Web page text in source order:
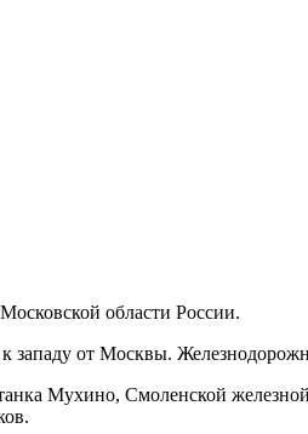
области России.
западу от Москвы.
Мухино, Смоленской